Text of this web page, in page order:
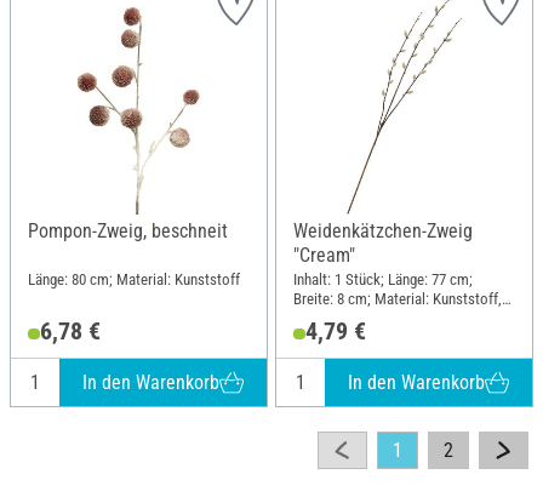
Pompon-Zweig, beschneit
Länge: 80 cm; Material: Kunststoff
6,78 €
In den Warenkorb
Weidenkätzchen-Zweig
"Cream"
Inhalt: 1 Stück; Länge: 77 cm;
Breite: 8 cm; Material: Kunststoff,
Draht
4,79 €
In den Warenkorb
1 2